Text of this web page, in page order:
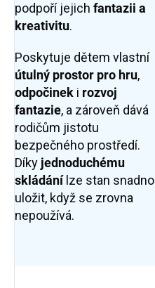
podpoří jejich fantazii a
kreativitu.
Poskytuje dětem vlastní
útulný prostor pro hru,
odpočinek i rozvoj
fantazie, a zároveň dává
rodičům jistotu
bezpečného prostředí.
Díky jednoduchému
skládánílze stan snadno
uložit, když se zrovna
nepoužívá.